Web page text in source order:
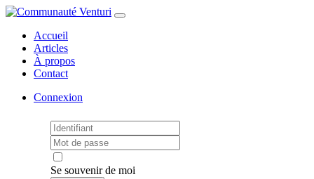
Accueil
Articles
À propos
Contact
Connexion
Se souvenir de moi